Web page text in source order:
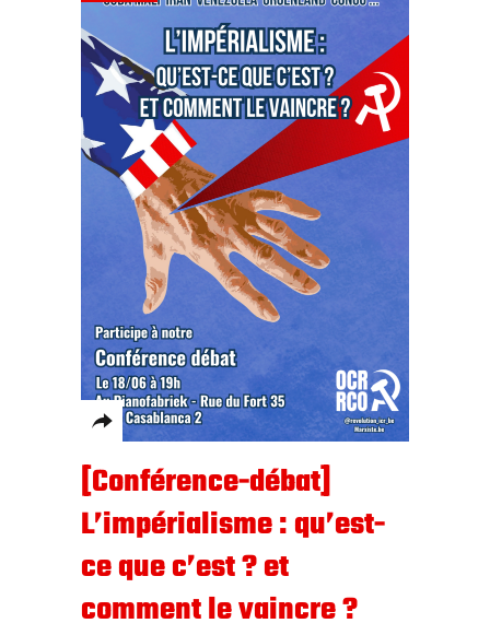
[Conférence-débat]
L’impérialisme : qu’est-
ce que c’est ? et
comment le vaincre ?